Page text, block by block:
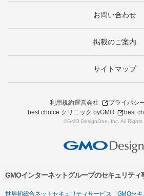
お問い合わせ
掲載のご案内
サイトマップ
利用規約運営会社
プライバシ
best choice クリニック byGMO
best
©GMO DesignOne, Inc. All Rights
GMOインターネットグループのセキュリティ
世界初総合ネットセキュリティサービス「GMOセキ